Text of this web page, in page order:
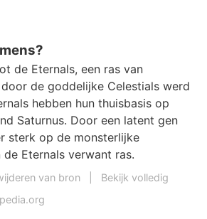
de Eternals, een ras van
de goddelijke Celestials werd
hebben hun thuisbasis op
Saturnus. Door een latent gen
sterk op de monsterlijke
de Eternals verwant ras.
van bron
Bekijk volledig